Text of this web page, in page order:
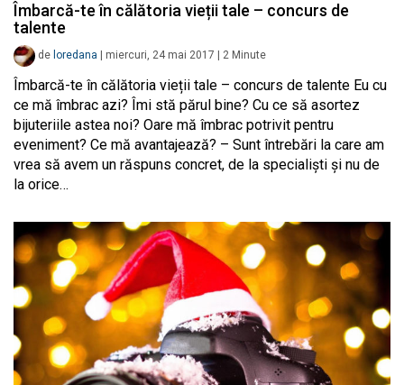
Îmbarcă-te în călătoria vieții tale – concurs de
talente
de loredana miercuri, 24 mai 2017 2 Minute
Îmbarcă-te în călătoria vieții tale – concurs de talente Eu cu
ce mă îmbrac azi? Îmi stă părul bine? Cu ce să asortez
bijuteriile astea noi? Oare mă îmbrac potrivit pentru
eveniment? Ce mă avantajează? – Sunt întrebări la care am
vrea să avem un răspuns concret, de la specialiști și nu de
la orice…